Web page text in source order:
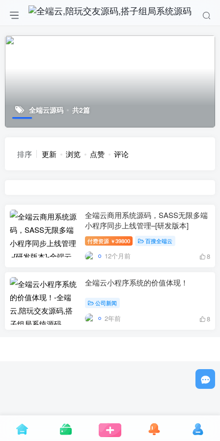
全端云源码 共2篇
排序 更新 浏览 点赞 评论
全端云商用系统源码，SASS无限多端
小程序同步上线管理–[研发版本]
付费资源 ￥39800 百搜全端云
12个月前 8
全端云小程序系统的价值体现！
公司新闻
2年前 8